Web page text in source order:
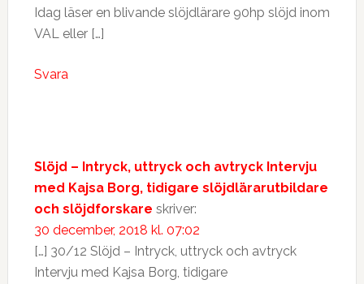
Idag läser en blivande slöjdlärare 90hp slöjd inom
VAL eller […]
Svara
Slöjd – Intryck, uttryck och avtryck Intervju
med Kajsa Borg, tidigare slöjdlärarutbildare
och slöjdforskare skriver:
30 december, 2018 kl. 07:02
[…] 30/12 Slöjd – Intryck, uttryck och avtryck
Intervju med Kajsa Borg, tidigare